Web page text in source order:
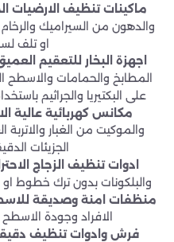
ماكينات تنظيف الارضيات
والدهون من السيراميك
او تلف
اجهزة البخار للتعقيم
المطابخ والحمامات
على البكتيريا والجراثيم
مكانس كهربائية عالية
والموكيت من الغبار
الجزيئات
ادوات تنظيف الزجاج
والبلكونات بدون ترك خطوط
منظفات امنة وصديقة
الافراد وجودة
فرش وادوات تنظيف